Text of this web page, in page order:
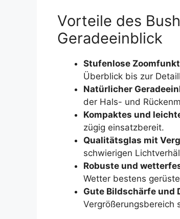
Vorteile des
Geradeeinblick
Stufenlose
Überblick bis zur
Natürlicher
der Hals- und
Kompaktes und
zügig einsatzbereit.
Qualitätsglas mit
schwierigen
Robuste und
Wetter bestens
Gute Bildschärfe und
Vergrößerungsbereich